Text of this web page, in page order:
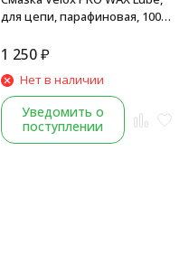
для цепи, парафиновая, 100
1 250₽
Нет в наличии
Уведомить о
поступлении